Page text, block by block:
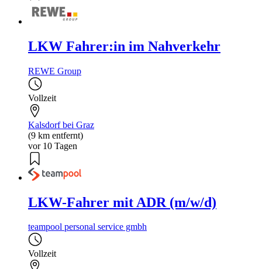
LKW Fahrer:in im Nahverkehr
REWE Group
Vollzeit
Kalsdorf bei Graz
(9 km entfernt)
vor 10 Tagen
LKW-Fahrer mit ADR (m/w/d)
teampool personal service gmbh
Vollzeit